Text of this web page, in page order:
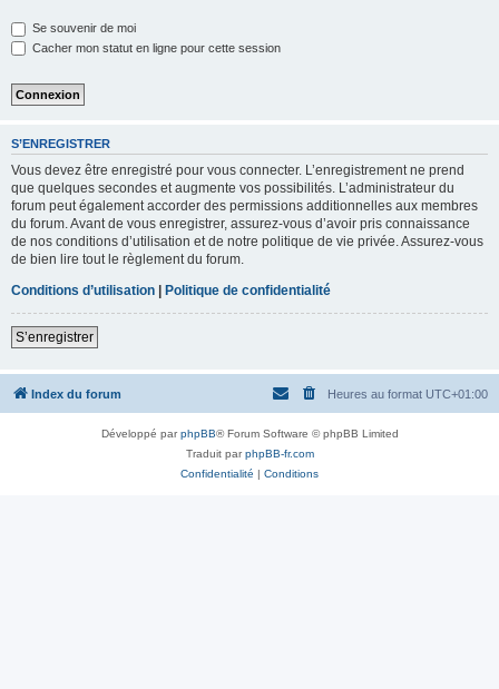
Se souvenir de moi
Cacher mon statut en ligne pour cette session
S’ENREGISTRER
Vous devez être enregistré pour vous connecter. L’enregistrement ne prend
que quelques secondes et augmente vos possibilités. L’administrateur du
forum peut également accorder des permissions additionnelles aux membres
du forum. Avant de vous enregistrer, assurez-vous d’avoir pris connaissance
de nos conditions d’utilisation et de notre politique de vie privée. Assurez-vous
de bien lire tout le règlement du forum.
Conditions d’utilisation | Politique de confidentialité
S’enregistrer
Index du forum Heures au format UTC+01:00
Développé parphpBB® Forum Software © phpBB Limited
Traduit parphpBB-fr.com
Confidentialité | Conditions